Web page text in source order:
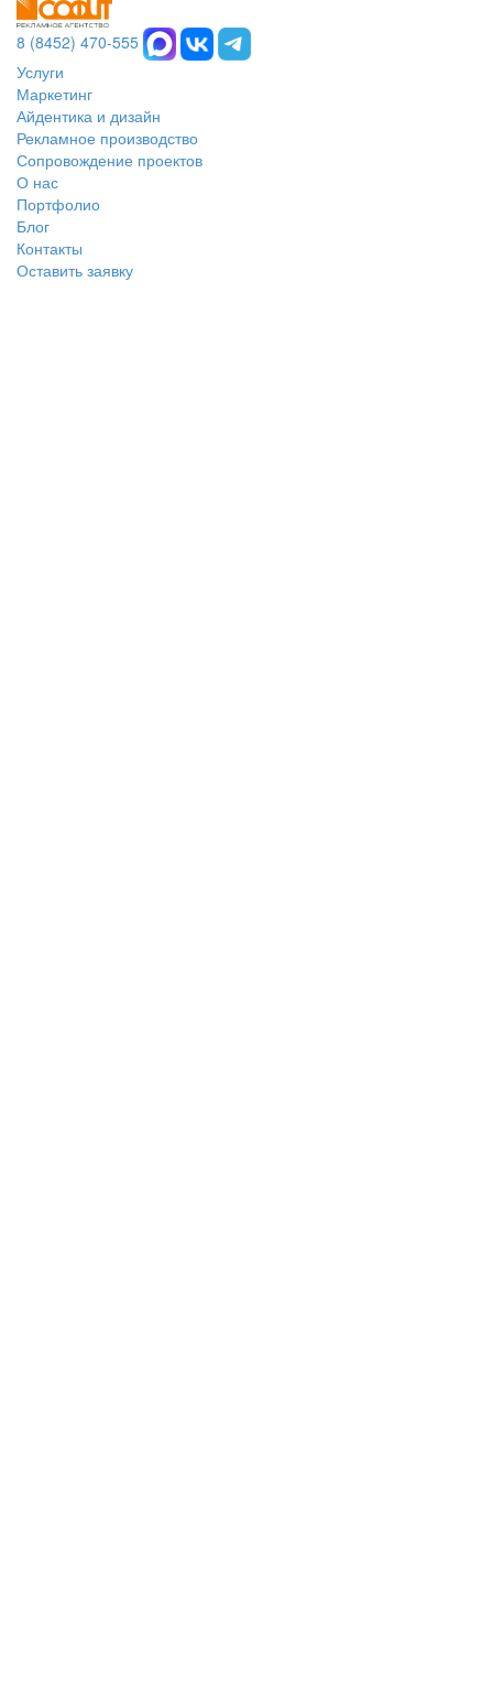
8 (8452) 470-555
Услуги
Маркетинг
Айдентика и дизайн
Рекламное производство
Сопровождение проектов
О нас
Портфолио
Блог
Контакты
Оставить заявку